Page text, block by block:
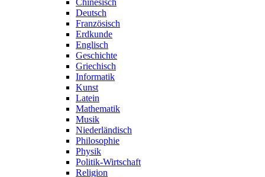
Chinesisch
Deutsch
Französisch
Erdkunde
Englisch
Geschichte
Griechisch
Informatik
Kunst
Latein
Mathematik
Musik
Niederländisch
Philosophie
Physik
Politik-Wirtschaft
Religion